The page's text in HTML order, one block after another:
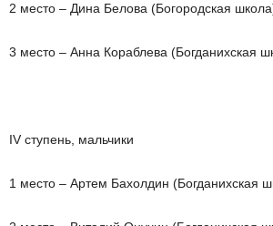
2 место – Дина Белова (Богородская
3 место – Анна Кораблева (Богданихская
IV ступень, мальчики
1 место – Артем Бахолдин (Богданихская